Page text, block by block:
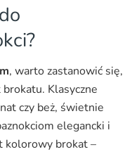
, warto zastanowić się,
Klasyczne
czy beż, świetnie
elegancki i
kolorowy brokat –